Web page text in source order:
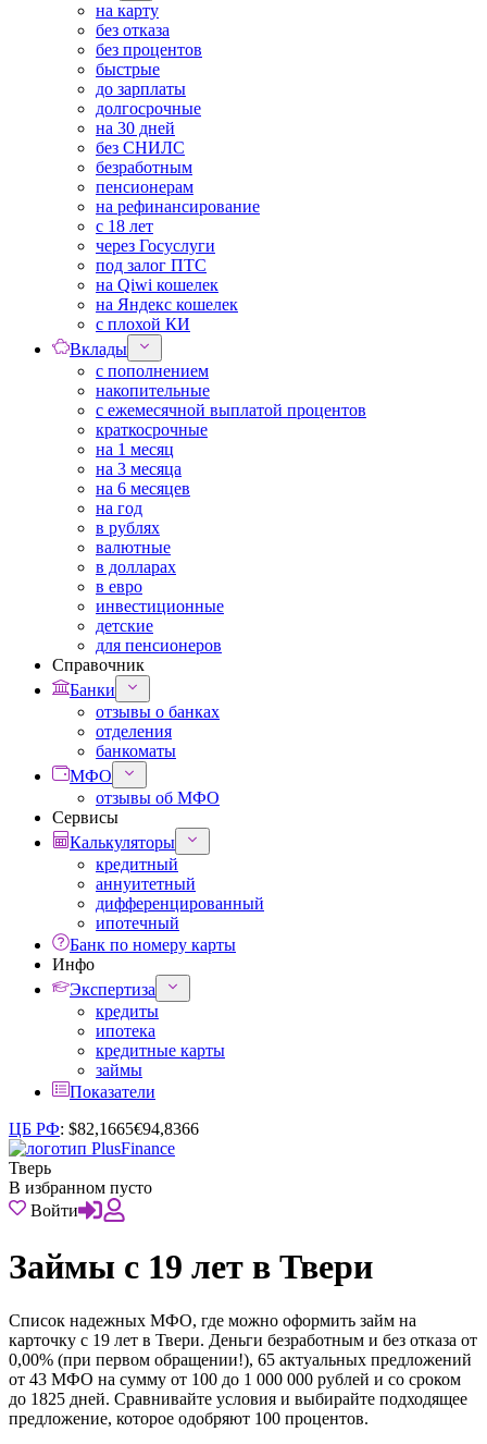
на карту
без отказа
без процентов
быстрые
до зарплаты
долгосрочные
на 30 дней
без СНИЛС
безработным
пенсионерам
на рефинансирование
с 18 лет
через Госуслуги
под залог ПТС
на Qiwi кошелек
на Яндекс кошелек
с плохой КИ
Вклады
с пополнением
накопительные
с ежемесячной выплатой процентов
краткосрочные
на 1 месяц
на 3 месяца
на 6 месяцев
на год
в рублях
валютные
в долларах
в евро
инвестиционные
детские
для пенсионеров
Справочник
Банки
отзывы о банках
отделения
банкоматы
МФО
отзывы об МФО
Сервисы
Калькуляторы
кредитный
аннуитетный
дифференцированный
ипотечный
Банк по номеру карты
Инфо
Экспертиза
кредиты
ипотека
кредитные карты
займы
Показатели
ЦБ РФ: $82,1665€94,8366
Тверь
В избранном пусто
Войти
Займы с 19 лет в Твери
Список надежных МФО, где можно оформить займ на
карточку с 19 лет в Твери. Деньги безработным и без отказа от
0,00% (при первом обращении!), 65 актуальных предложений
от 43 МФО на сумму от 100 до 1 000 000 рублей и со сроком
до 1825 дней. Сравнивайте условия и выбирайте подходящее
предложение, которое одобряют 100 процентов.